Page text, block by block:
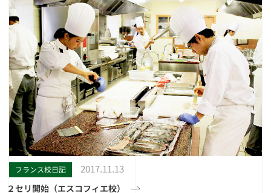
フランス校日記 2017.11.13
２セリ開始（エスコフィエ校）